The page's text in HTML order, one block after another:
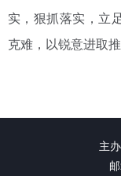
实，狠抓落实，立
克难，以锐意进取
主